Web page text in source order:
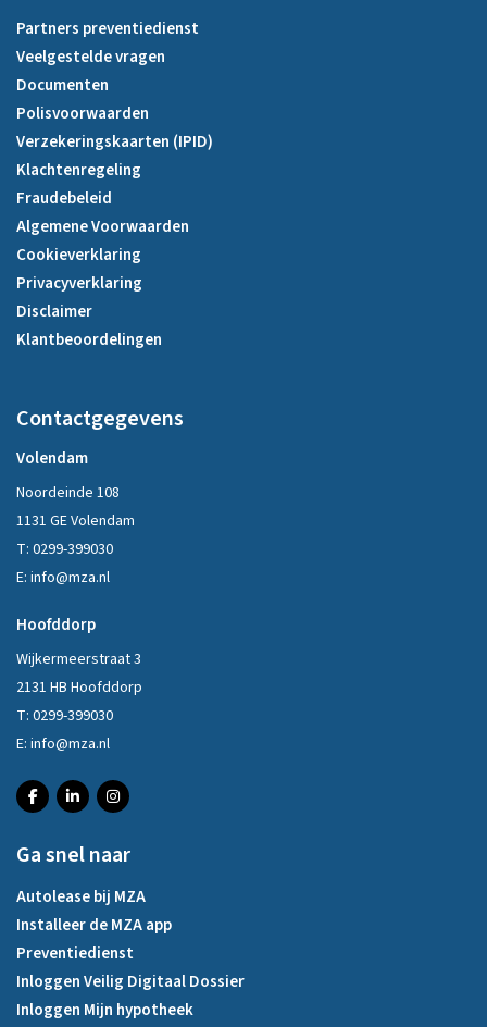
Partners preventiedienst
Veelgestelde vragen
Documenten
Polisvoorwaarden
Verzekeringskaarten (IPID)
Klachtenregeling
Fraudebeleid
Algemene Voorwaarden
Cookieverklaring
Privacyverklaring
Disclaimer
Klantbeoordelingen
Contactgegevens
Volendam
Noordeinde 108
1131 GE Volendam
T: 0299-399030
E: info@mza.nl
Hoofddorp
Wijkermeerstraat 3
2131 HB Hoofddorp
T: 0299-399030
E: info@mza.nl
Ga snel naar
Autolease bij MZA
Installeer de MZA app
Preventiedienst
Inloggen Veilig Digitaal Dossier
Inloggen Mijn hypotheek